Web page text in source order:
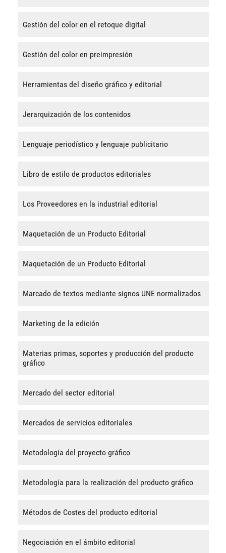
Gestión del color en el retoque digital
Gestión del color en preimpresión
Herramientas del diseño gráfico y editorial
Jerarquización de los contenidos
Lenguaje periodístico y lenguaje publicitario
Libro de estilo de productos editoriales
Los Proveedores en la industrial editorial
Maquetación de un Producto Editorial
Maquetación de un Producto Editorial
Marcado de textos mediante signos UNE normalizados
Marketing de la edición
Materias primas, soportes y producción del producto
gráfico
Mercado del sector editorial
Mercados de servicios editoriales
Metodología del proyecto gráfico
Metodología para la realización del producto gráfico
Métodos de Costes del producto editorial
Negociación en el ámbito editorial